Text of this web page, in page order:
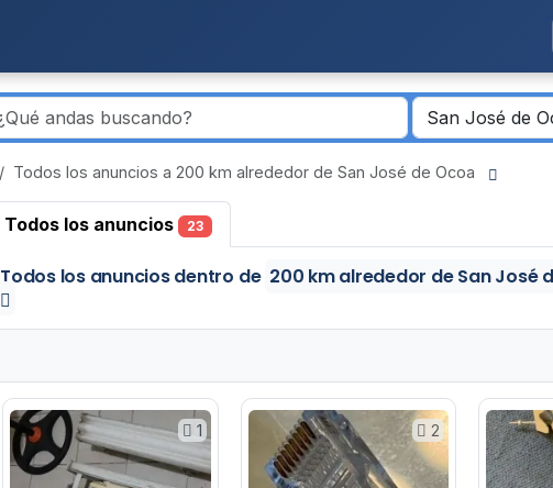
Todos los anuncios a 200 km alrededor de San José de Ocoa
Todos los anuncios 23
Todos los anunciosdentro de 200 km alrededor de San José
1 2